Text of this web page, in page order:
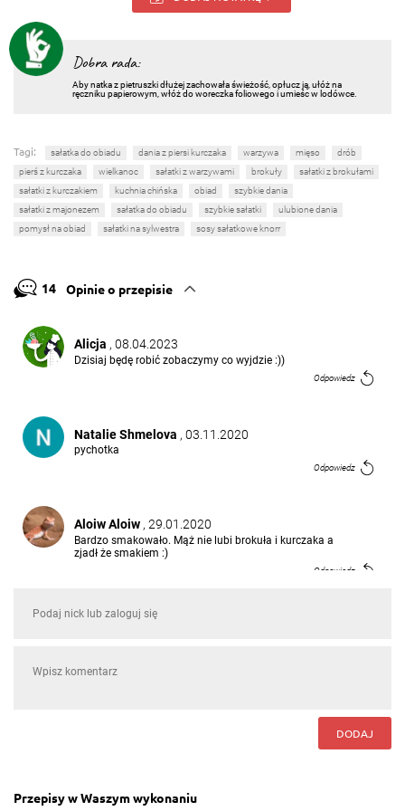
Dobra rada:
Aby natka z pietruszki dłużej zachowała świeżość, opłucz ją, ułóż na
ręczniku papierowym, włóż do woreczka foliowego i umieśc w lodówce.
Tagi: sałatka do obiadu dania z piersi kurczaka warzywa mięso
drób
pierś z kurczaka
wielkanoc sałatki z warzywami brokuły
sałatki z brokułami
sałatki z kurczakiem
kuchnia chińska obiad
szybkie dania
sałatki z majonezem
sałatka do obiadu szybkie sałatki
ulubione dania
pomysł na obiad
sałatki na sylwestra sosy sałatkowe knorr
14 Opinie o przepisie
Alicja , 08.04.2023
Dzisiaj będę robić zobaczymy co wyjdzie :))
Odpowiedz
Natalie Shmelova , 03.11.2020
pychotka
Odpowiedz
Aloiw Aloiw , 29.01.2020
Bardzo smakowało. Mąż nie lubi brokuła i kurczaka a
zjadł że smakiem :)
Odpowiedz
Odpowiedz
przepisy.pl, 18.03.2016
DODAJ
Przepisy w Waszym wykonaniu